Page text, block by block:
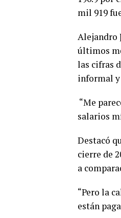
mil 919
Alejandro
últimos
las cifras
informal y
“Me
salarios
Destacó
cierre de
a
“Pero la
están